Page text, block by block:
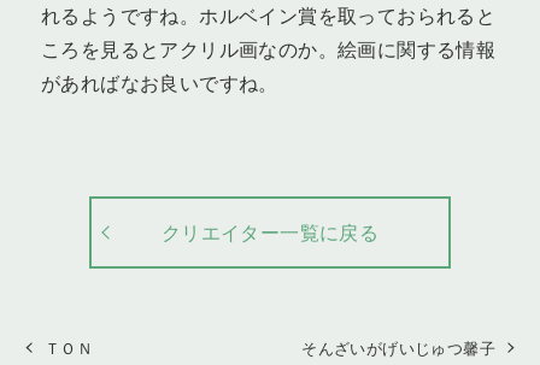
れるようですね。ホルベイン賞を取っておられると
ころを見るとアクリル画なのか。絵画に関する情報
があればなお良いですね。
クリエイター一覧に戻る
ＴＯＮ そんざいがげいじゅつ馨子